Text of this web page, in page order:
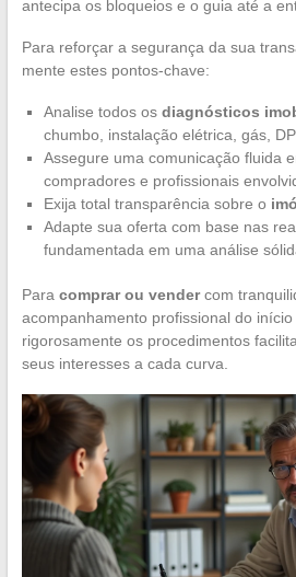
antecipa os bloqueios e o guia até a
Para reforçar a segurança da sua
mente estes pontos-chave:
Analise todos os diagnósticos
chumbo, instalação elétrica, gás,
Assegure uma comunicação fluida
compradores e profissionais
Exija total transparência sobre o
Adapte sua oferta com base nas
fundamentada em uma análise
Para comprar ou vendercom
acompanhamento profissional do
rigorosamente os procedimentos
seus interesses a cada curva.